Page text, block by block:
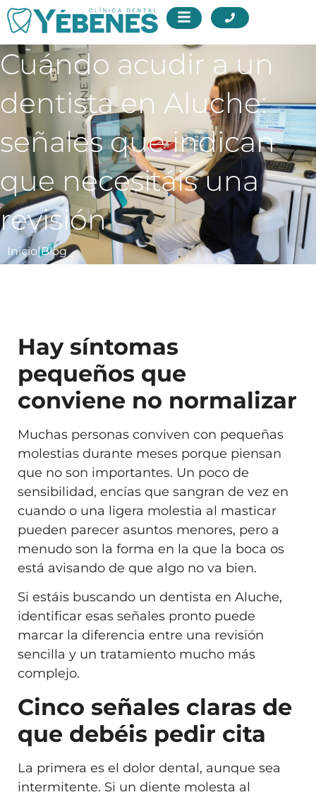
Cuándo acudir a un
dentista en Aluche:
señales que indican
que necesitáis una
revisión
Inicio|Blog
Hay síntomas
pequeños que
conviene no normalizar
Muchas personas conviven con pequeñas
molestias durante meses porque piensan
que no son importantes. Un poco de
sensibilidad, encías que sangran de vez en
cuando o una ligera molestia al masticar
pueden parecer asuntos menores, pero a
menudo son la forma en la que la boca os
está avisando de que algo no va bien.
Si estáis buscando un dentista en Aluche,
identificar esas señales pronto puede
marcar la diferencia entre una revisión
sencilla y un tratamiento mucho más
complejo.
Cinco señales claras de
que debéis pedir cita
La primera es el dolor dental, aunque sea
intermitente. Si un diente molesta al